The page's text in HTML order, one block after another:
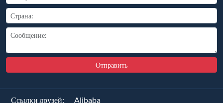
Отправить
Ссылки друзей: Alibaba